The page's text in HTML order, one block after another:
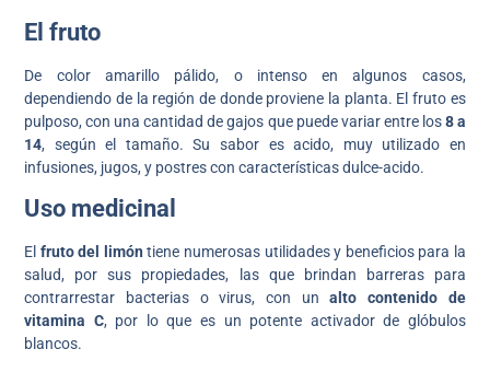
El fruto
De color amarillo pálido, o intenso en algunos casos,
dependiendo de la región de donde proviene la planta. El fruto es
pulposo, con una cantidad de gajos que puede variar entre los8 a
14, según el tamaño. Su sabor es acido, muy utilizado en
infusiones, jugos, y postres con características dulce-acido.
Uso medicinal
El fruto del limón tiene numerosas utilidades y beneficios para la
salud, por sus propiedades, las que brindan barreras para
contrarrestar bacterias o virus, con unalto contenido de
vitamina C, por lo que es un potente activador de glóbulos
blancos.